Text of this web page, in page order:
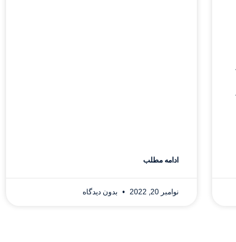
ادامه مطلب
نوامبر 20, 2022 بدون دیدگاه